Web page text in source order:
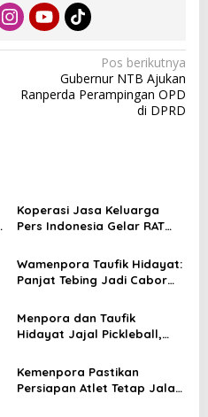
Pos berikutnya
Gubernur NTB Ajukan
Ranperda Perampingan OPD
di DPRD
Koperasi Jasa Keluarga
Pers Indonesia Gelar RAT
ke Petani
Wamenpora Taufik Hidayat:
Panjat Tebing Jadi Cabor
2028
Menpora dan Taufik
Hidayat Jajal Pickleball,
Masyarakat Indonesia
Kemenpora Pastikan
Persiapan Atlet Tetap Jalan